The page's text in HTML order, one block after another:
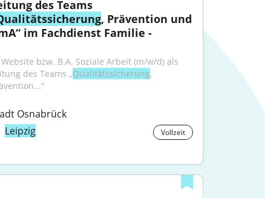
des Teams
, Prävention und
im Fachdienst Familie -
bzw. B.A. Soziale Arbeit (m/w/d) als
des Teams „Qualitätssicherung,
Osnabrück
Leipzig
Vollzeit